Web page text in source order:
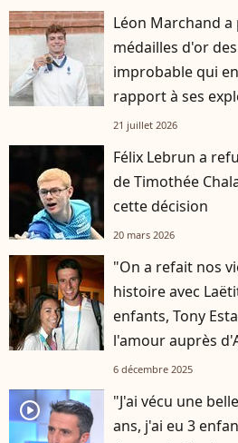
Léon Marchand
médailles d'or
improbable qui
rapport à ses
21 juillet 2026
Félix Lebrun a
de Timothée
cette décision
20 mars 2026
"On a refait nos
histoire avec
enfants, Tony
l'amour auprès
6 décembre 2025
player2
"J'ai vécu une
ans, j'ai eu 3